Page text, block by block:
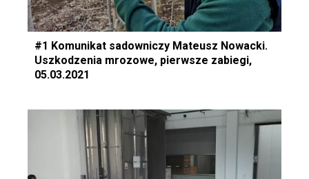
#1 Komunikat sadowniczy Mateusz Nowacki.
Uszkodzenia mrozowe, pierwsze zabiegi,
05.03.2021